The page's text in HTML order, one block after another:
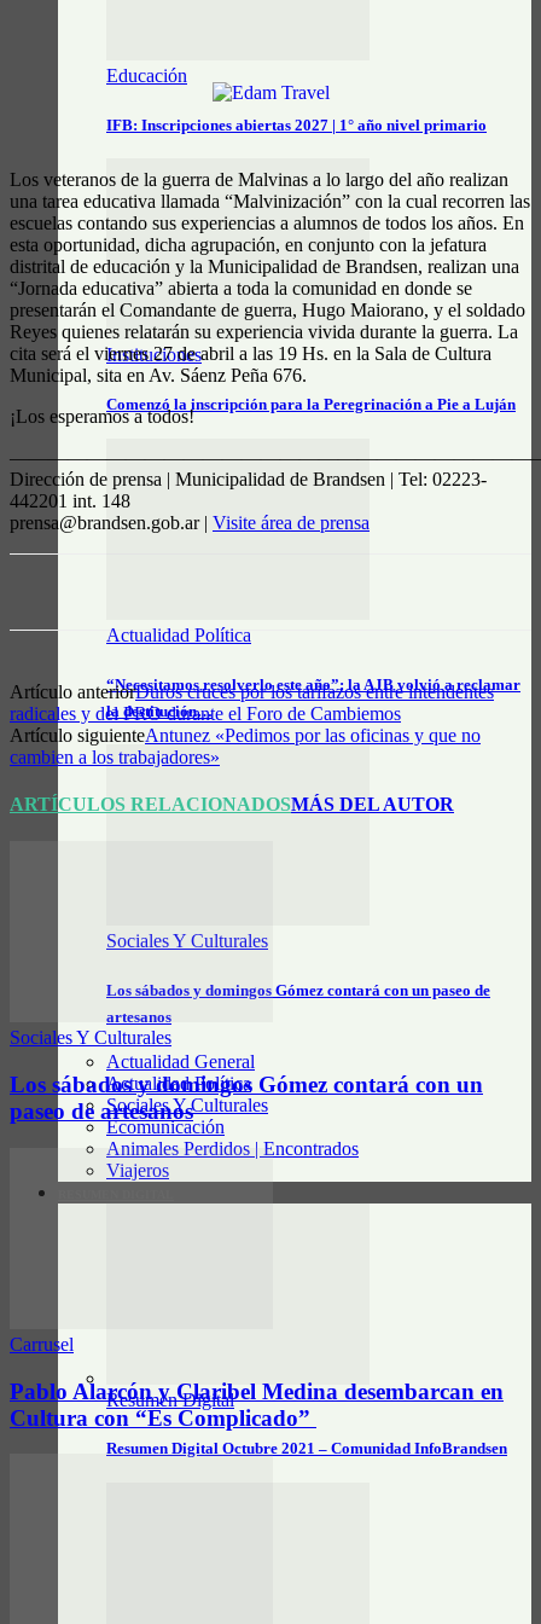
Educación
IFB: Inscripciones abiertas 2027 | 1° año nivel primario
Instituciones
Comenzó la inscripción para la Peregrinación a Pie a Luján
Actualidad Política
“Necesitamos resolverlo este año”: la AJB volvió a reclamar
la destitución…
Sociales Y Culturales
Los sábados y domingos Gómez contará con un paseo de
artesanos
Actualidad General
Actualidad Política
Sociales Y Culturales
Ecomunicación
Animales Perdidos | Encontrados
Viajeros
Resumen Digital
Resumen Digital Octubre 2021 – Comunidad InfoBrandsen
Los veteranos de la guerra de Malvinas a lo largo del año realizan
una tarea educativa llamada “Malvinización” con la cual recorren las
escuelas contando sus experiencias a alumnos de todos los años. En
esta oportunidad, dicha agrupación, en conjunto con la jefatura
distrital de educación y la Municipalidad de Brandsen, realizan una
“Jornada educativa” abierta a toda la comunidad en donde se
presentarán el Comandante de guerra, Hugo Maiorano, y el soldado
Reyes quienes relatarán su experiencia vivida durante la guerra. La
cita será el viernes 27 de abril a las 19 Hs. en la Sala de Cultura
Municipal, sita en Av. Sáenz Peña 676.
¡Los esperamos a todos!
Dirección de prensa | Municipalidad de Brandsen | Tel: 02223-
442201 int. 148
prensa@brandsen.gob.ar | Visite área de prensa
Artículo anteriorDuros cruces por los tarifazos entre intendentes
radicales y del PRO durante el Foro de Cambiemos
Artículo siguienteAntunez «Pedimos por las oficinas y que no
cambien a los trabajadores»
ARTÍCULOS RELACIONADOSMÁS DEL AUTOR
Sociales Y Culturales
Los sábados y domingos Gómez contará con un
paseo de artesanos
Carrusel
Pablo Alarcón y Claribel Medina desembarcan en
Cultura con “Es Complicado”